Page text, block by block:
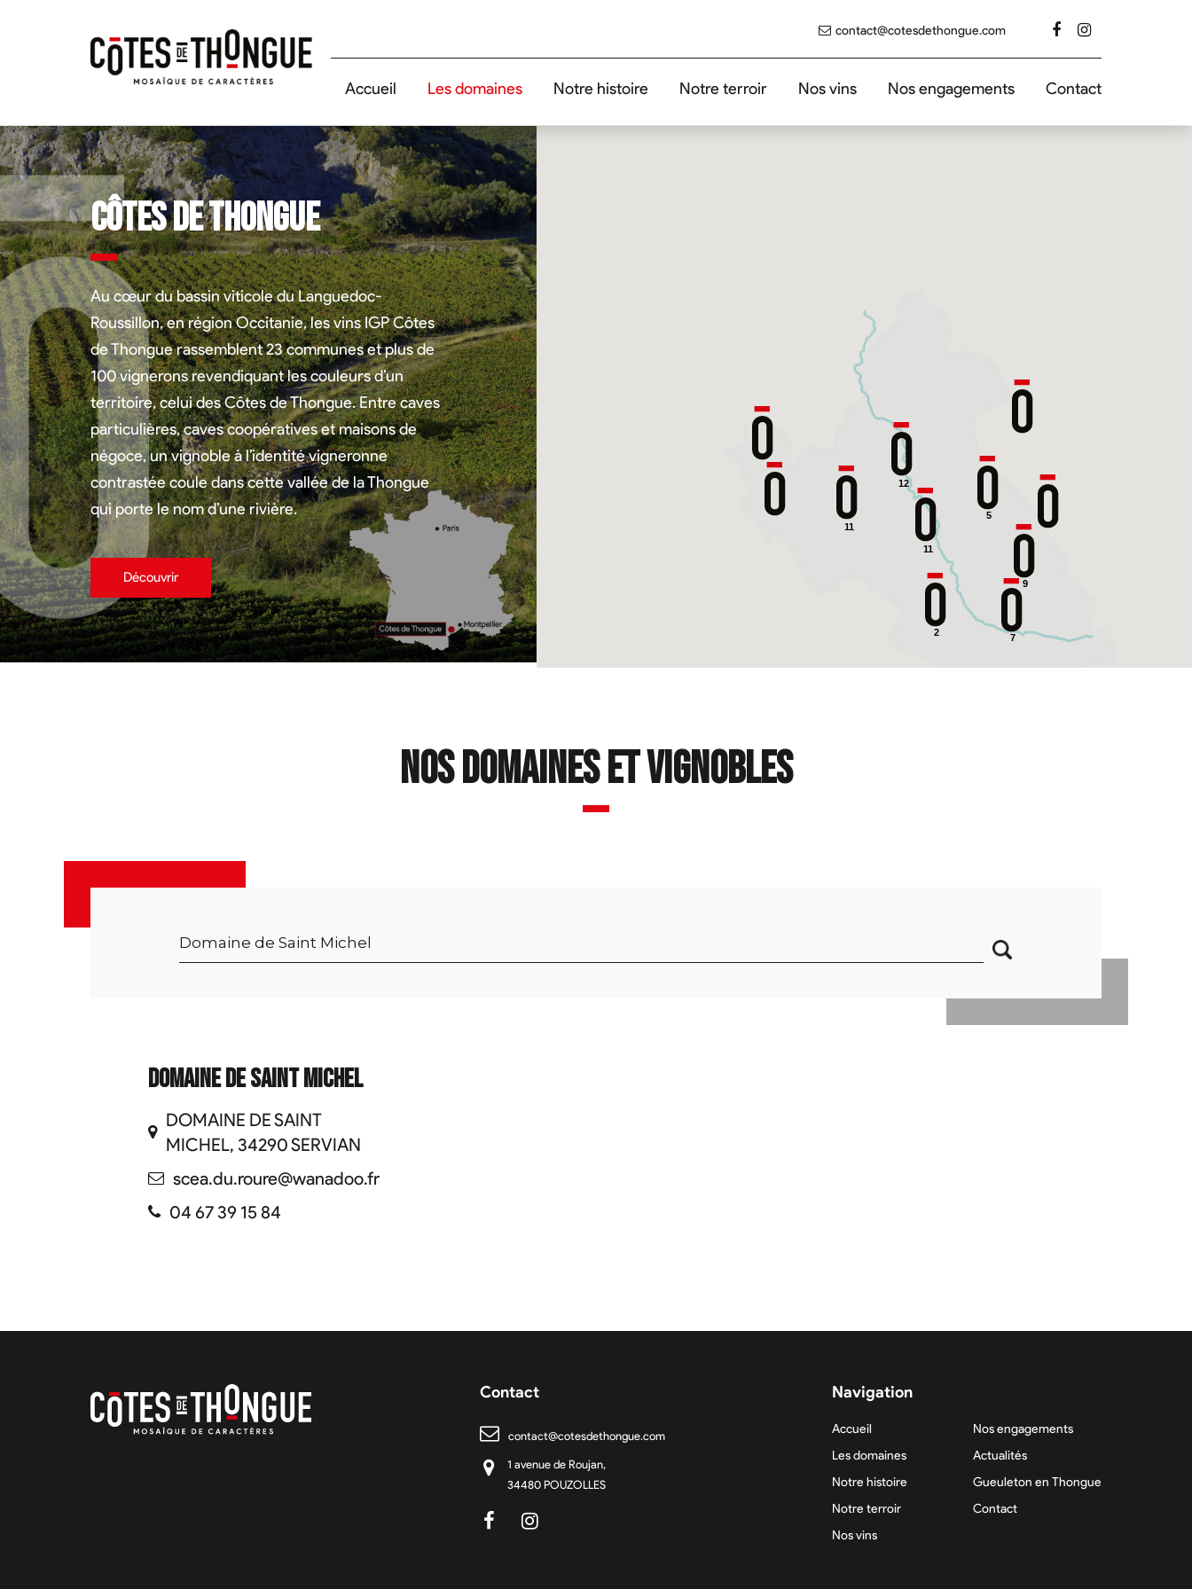
contact@cotesdethongue.com
Accueil Les domaines Notre histoire Notre terroir Nos vins Nos engagements Contact
Côtes de Thongue
Au cœur du bassin viticole du Languedoc-
Roussillon, en région Occitanie, les vins IGP Côtes
de Thongue rassemblent 23 communes et plus de
100 vignerons revendiquant les couleurs d’un
territoire, celui des Côtes de Thongue. Entre caves
particulières, caves coopératives et maisons de
négoce, un vignoble à l’identité vigneronne
contrastée coule dans cette vallée de la Thongue
qui porte le nom d’une rivière.
Découvrir
12
11
5
7
11
9
2
Nos domaines et vignobles
Domaine de Saint Michel
DOMAINE DE SAINT
MICHEL, 34290 SERVIAN
scea.du.roure@wanadoo.fr
04 67 39 15 84
Contact
contact@cotesdethongue.com
1 avenue de Roujan,
34480 POUZOLLES
Navigation
Accueil
Les domaines
Notre histoire
Notre terroir
Nos vins
Nos engagements
Actualités
Gueuleton en Thongue
Contact